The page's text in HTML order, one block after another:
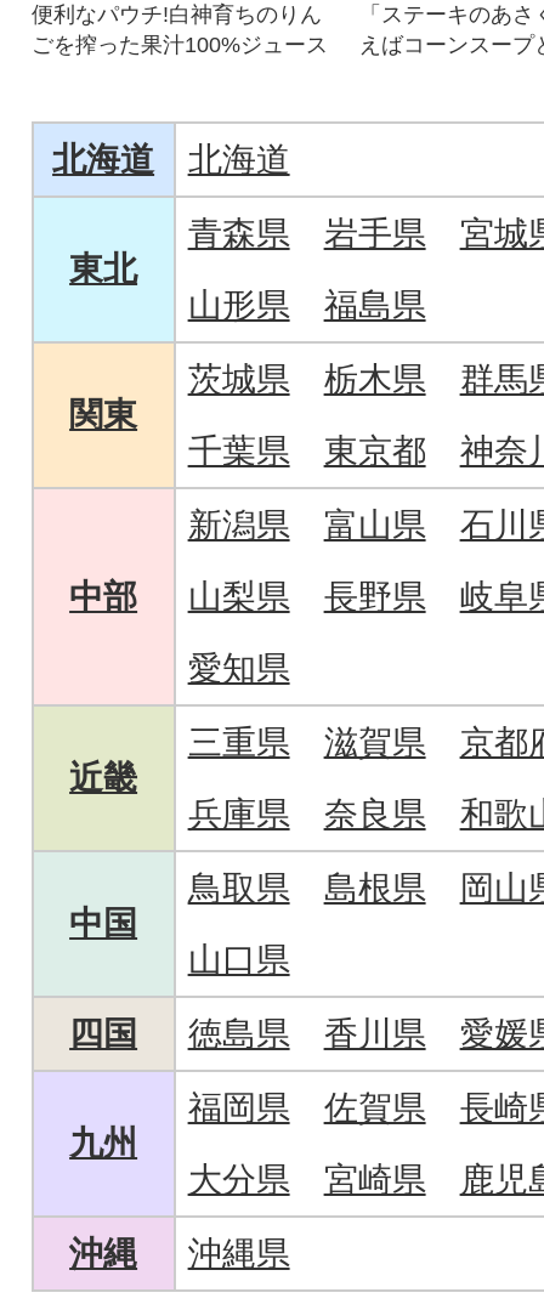
便利なパウチ!白神育ちのりん
ごを搾った果汁100%ジュース
「ステーキのあ
えばコーンスープ
北海道 北海道
東北
青森県 岩手県
宮城
山形県
福島県
関東
茨城県 栃木県
群馬
千葉県
東京都 神奈
中部
新潟県 富山県
石川
山梨県
長野県
岐阜
愛知県
近畿
三重県 滋賀県
京都
兵庫県
奈良県 和歌
中国
鳥取県 島根県
岡山
山口県
四国
徳島県 香川県 愛媛
九州
福岡県 佐賀県
長崎
大分県
宮崎県
鹿児
沖縄
沖縄県